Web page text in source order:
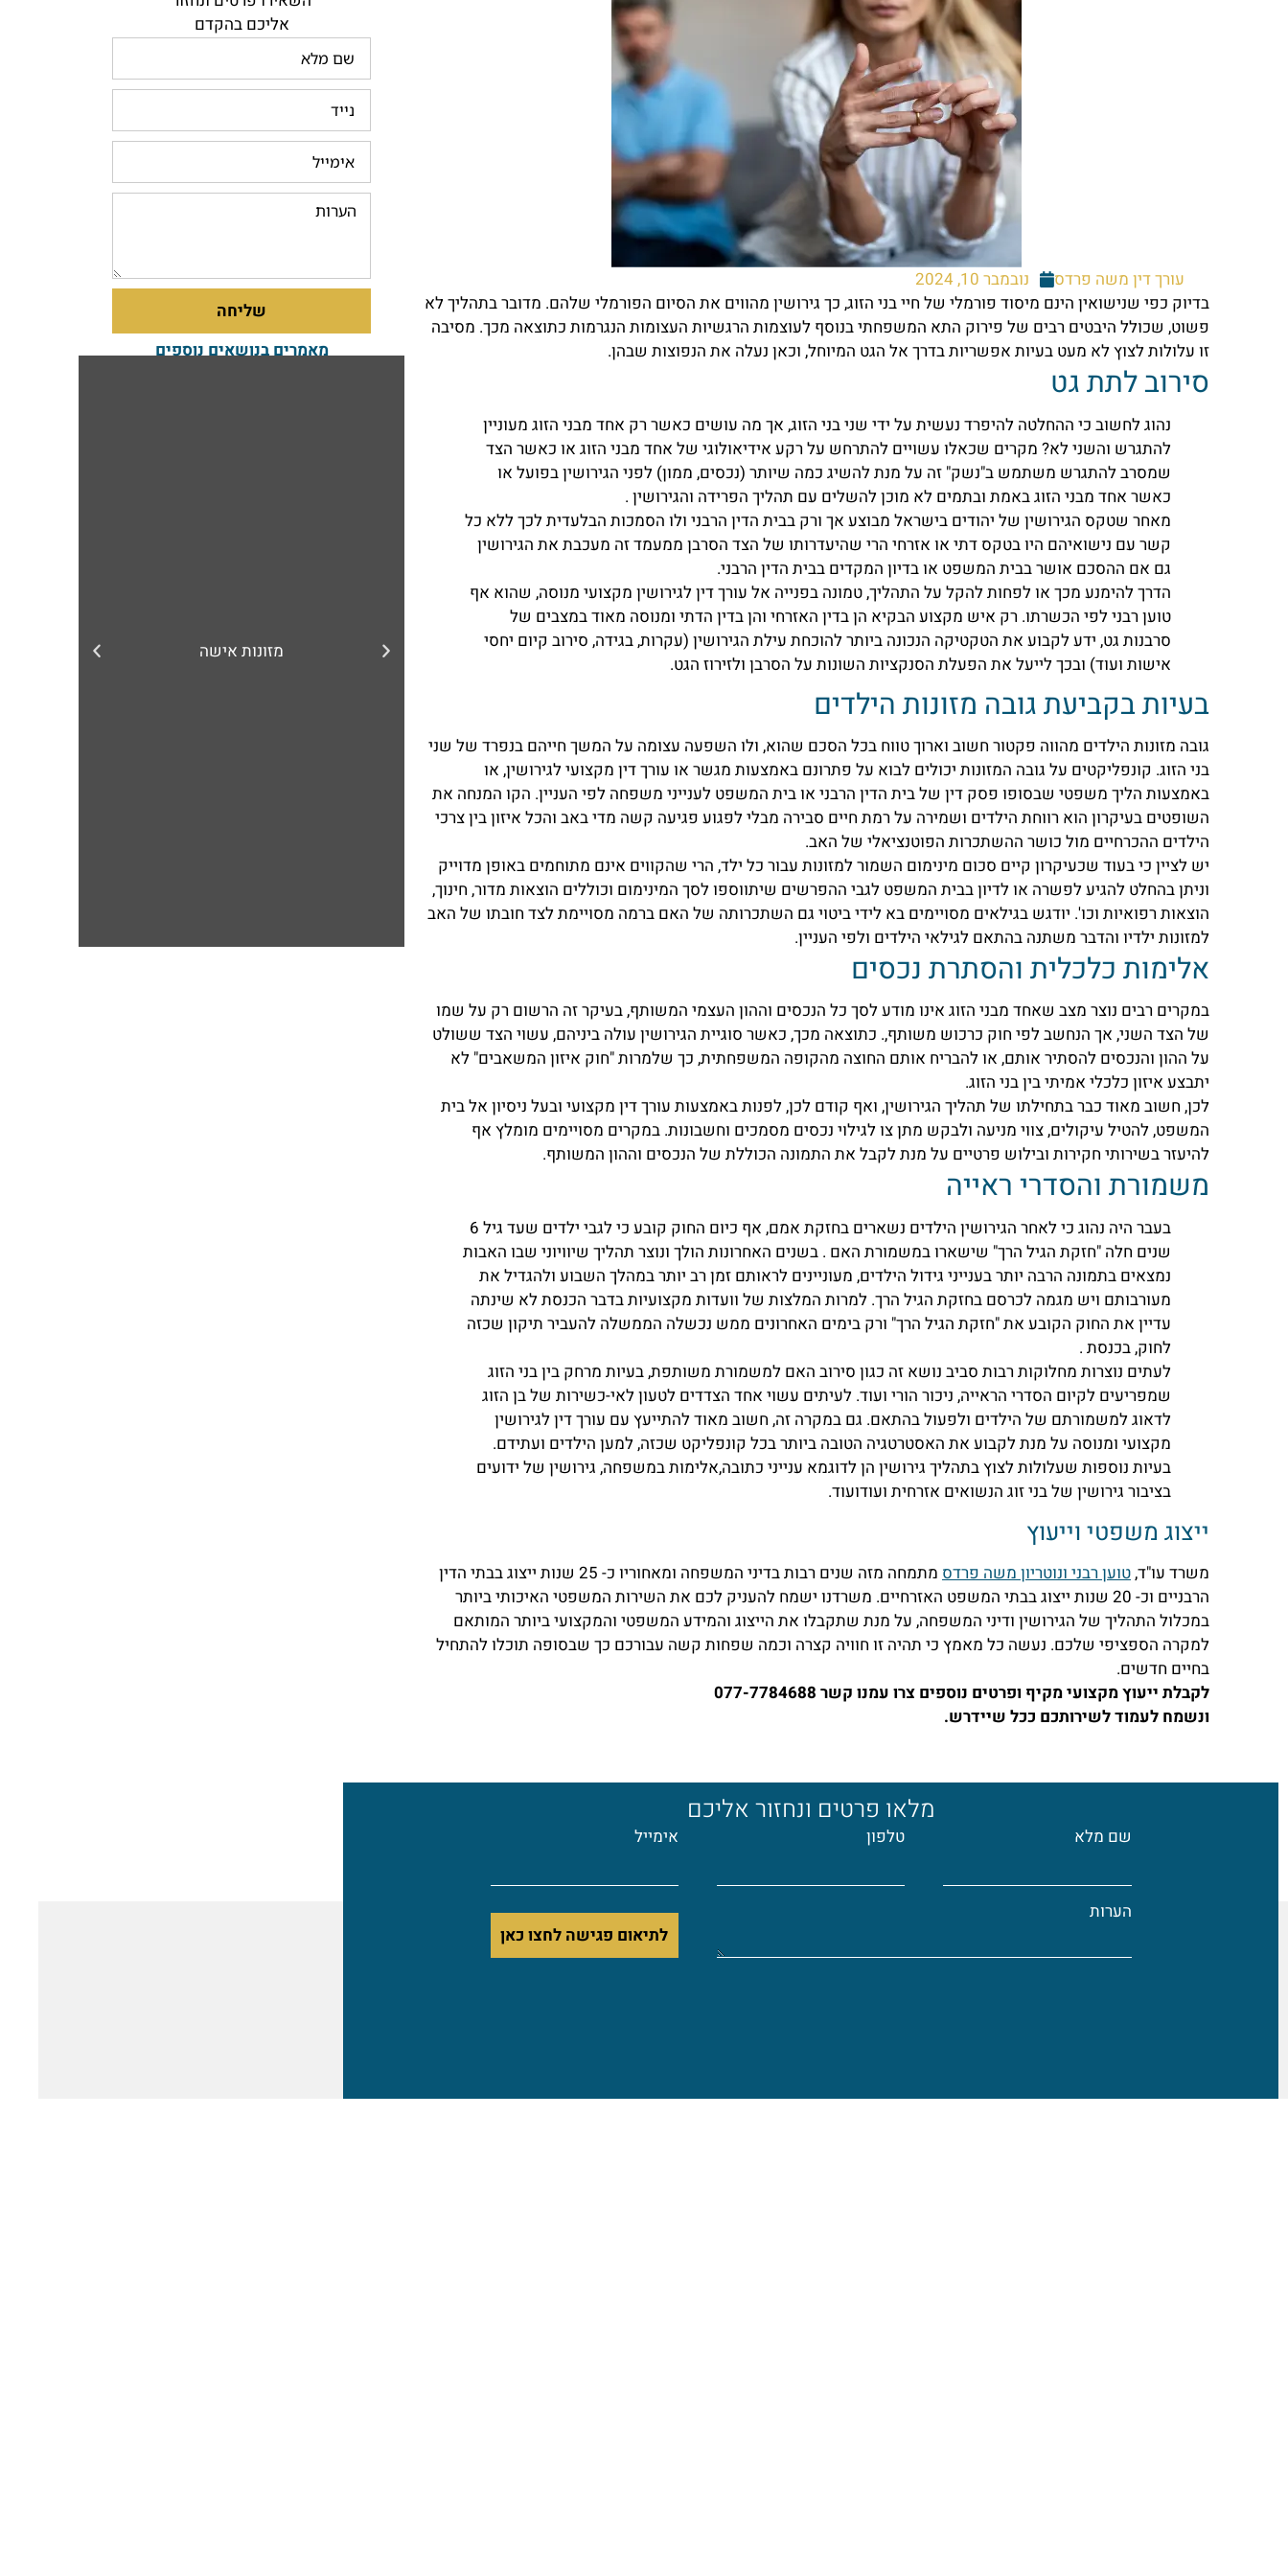
עורך דין משה פרדס
נובמבר 10, 2024
בדיוק כפי שנישואין הינם מיסוד פורמלי של חיי בני הזוג, כך גירושין מהווים את הסיום הפורמלי שלהם. מדובר בתהליך לא
פשוט, שכולל היבטים רבים של פירוק התא המשפחתי בנוסף לעוצמות הרגשיות העצומות הנגרמות כתוצאה מכך. מסיבה
זו עלולות לצוץ לא מעט בעיות אפשריות בדרך אל הגט המיוחל, וכאן נעלה את הנפוצות שבהן.
סירוב לתת גט
נהוג לחשוב כי ההחלטה להיפרד נעשית על ידי שני בני הזוג, אך מה עושים כאשר רק אחד מבני הזוג מעוניין
להתגרש והשני לא? מקרים שכאלו עשויים להתרחש על רקע אידיאולוגי של אחד מבני הזוג או כאשר הצד
שמסרב להתגרש משתמש ב"נשק" זה על מנת להשיג כמה שיותר (נכסים, ממון) לפני הגירושין בפועל או
כאשר אחד מבני הזוג באמת ובתמים לא מוכן להשלים עם תהליך הפרידה והגירושין .
מאחר שטקס הגירושין של יהודים בישראל מבוצע אך ורק בבית הדין הרבני ולו הסמכות הבלעדית לכך ללא כל
קשר עם נישואיהם היו בטקס דתי או אזרחי הרי שהיעדרותו של הצד הסרבן ממעמד זה מעכבת את הגירושין
גם אם ההסכם אושר בבית המשפט או בדיון המקדים בבית הדין הרבני.
הדרך להימנע מכך או לפחות להקל על התהליך, טמונה בפנייה אל עורך דין לגירושין מקצועי מנוסה, שהוא אף
טוען רבני לפי הכשרתו. רק איש מקצוע הבקיא הן בדין האזרחי והן בדין הדתי ומנוסה מאוד במצבים של
סרבנות גט, ידע לקבוע את הטקטיקה הנכונה ביותר להוכחת עילת הגירושין (עקרות, בגידה, סירוב קיום יחסי
אישות ועוד) ובכך לייעל את הפעלת הסנקציות השונות על הסרבן ולזירוז הגט.
בעיות בקביעת גובה מזונות הילדים
גובה מזונות הילדים מהווה פקטור חשוב וארוך טווח בכל הסכם שהוא, ולו השפעה עצומה על המשך חייהם בנפרד של שני
בני הזוג. קונפליקטים על גובה המזונות יכולים לבוא על פתרונם באמצעות מגשר או עורך דין מקצועי לגירושין, או
באמצעות הליך משפטי שבסופו פסק דין של בית הדין הרבני או בית המשפט לענייני משפחה לפי העניין. הקו המנחה את
השופטים בעיקרון הוא רווחת הילדים ושמירה על רמת חיים סבירה מבלי לפגוע פגיעה קשה מדי באב והכל איזון בין צרכי
הילדים ההכרחיים מול כושר ההשתכרות הפוטנציאלי של האב.
יש לציין כי בעוד שכעיקרון קיים סכום מינימום השמור למזונות עבור כל ילד, הרי שהקווים אינם מתוחמים באופן מדוייק
וניתן בהחלט להגיע לפשרה או לדיון בבית המשפט לגבי ההפרשים שיתווספו לסך המינימום וכוללים הוצאות מדור, חינוך,
הוצאות רפואיות וכו'. יודגש בגילאים מסויימים בא לידי ביטוי גם השתכרותה של האם ברמה מסויימת לצד חובתו של האב
למזונות ילדיו והדבר משתנה בהתאם לגילאי הילדים ולפי העניין.
אלימות כלכלית והסתרת נכסים
במקרים רבים נוצר מצב שאחד מבני הזוג אינו מודע לסך כל הנכסים וההון העצמי המשותף, בעיקר זה הרשום רק על שמו
של הצד השני, אך הנחשב לפי חוק כרכוש משותף,. כתוצאה מכך, כאשר סוגיית הגירושין עולה ביניהם, עשוי הצד ששולט
על ההון והנכסים להסתיר אותם, או להבריח אותם החוצה מהקופה המשפחתית, כך שלמרות "חוק איזון המשאבים" לא
יתבצע איזון כלכלי אמיתי בין בני הזוג.
לכן, חשוב מאוד כבר בתחילתו של תהליך הגירושין, ואף קודם לכן, לפנות באמצעות עורך דין מקצועי ובעל ניסיון אל בית
המשפט, להטיל עיקולים, צווי מניעה ולבקש מתן צו לגילוי נכסים מסמכים וחשבונות. במקרים מסויימים מומלץ אף
להיעזר בשירותי חקירות ובילוש פרטיים על מנת לקבל את התמונה הכוללת של הנכסים וההון המשותף.
משמורת והסדרי ראייה
בעבר היה נהוג כי לאחר הגירושין הילדים נשארים בחזקת אמם, אף כיום החוק קובע כי לגבי ילדים שעד גיל 6
שנים חלה "חזקת הגיל הרך" שישארו במשמורת האם . בשנים האחרונות הולך ונוצר תהליך שיוויוני שבו האבות
נמצאים בתמונה הרבה יותר בענייני גידול הילדים, מעוניינים לראותם זמן רב יותר במהלך השבוע ולהגדיל את
מעורבותם ויש מגמה לכרסם בחזקת הגיל הרך. למרות המלצות של וועדות מקצועיות בדבר הכנסת לא שינתה
עדיין את החוק הקובע את "חזקת הגיל הרך" ורק בימים האחרונים ממש נכשלה הממשלה להעביר תיקון שכזה
לחוק, בכנסת .
לעתים נוצרות מחלוקות רבות סביב נושא זה כגון סירוב האם למשמורת משותפת, בעיות מרחק בין בני הזוג
שמפריעים לקיום הסדרי הראייה, ניכור הורי ועוד. לעיתים עשוי אחד הצדדים לטעון לאי-כשירות של בן הזוג
לדאוג למשמורתם של הילדים ולפעול בהתאם. גם במקרה זה, חשוב מאוד להתייעץ עם עורך דין לגירושין
מקצועי ומנוסה על מנת לקבוע את האסטרטגיה הטובה ביותר בכל קונפליקט שכזה, למען הילדים ועתידם.
בעיות נוספות שעלולות לצוץ בתהליך גירושין הן לדוגמא ענייני כתובה,אלימות במשפחה, גירושין של ידועים
בציבור גירושין של בני זוג הנשואים אזרחית ועודועוד.
ייצוג משפטי וייעוץ
משרד עו"ד,טוען רבני ונוטריון משה פרדס
מתמחה מזה שנים רבות בדיני המשפחה ומאחוריו כ- 25 שנות ייצוג בבתי הדין
הרבניים וכ- 20 שנות ייצוג בבתי המשפט האזרחיים. משרדנו ישמח להעניק לכם את השירות המשפטי האיכותי ביותר
במכלול התהליך של הגירושין ודיני המשפחה, על מנת שתקבלו את הייצוג והמידע המשפטי והמקצועי ביותר המותאם
למקרה הספציפי שלכם. נעשה כל מאמץ כי תהיה זו חוויה קצרה וכמה שפחות קשה עבורכם כך שבסופה תוכלו להתחיל
בחיים חדשים.
לקבלת ייעוץ מקצועי מקיף ופרטים נוספים צרו עמנו קשר 077-7784688
ונשמח לעמוד לשירותכם ככל שיידרש.
אליכם בהקדם
שליחה
מאמרים בנושאים נוספים
מזונות אישה
מלאו פרטים ונחזור אליכם
שם מלא טלפון אימייל
הערות
לתיאום פגישה לחצו כאן